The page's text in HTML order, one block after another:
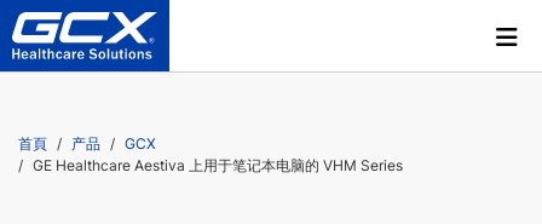
首頁 产品
GCX
GE Healthcare Aestiva 上用于笔记本电脑的 VHM Series